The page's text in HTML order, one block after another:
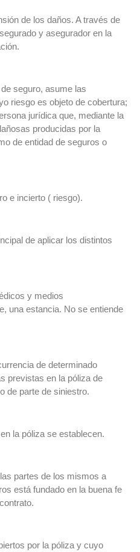
de los daños. A través de
y asegurador en la
seguro, asume las
riesgo es objeto de cobertura;
jurídica que, mediante la
producidas por la
de entidad de seguros o
e incierto ( riesgo).
de aplicar los distintos
y medios
una estancia. No se entiende
de determinado
previstas en la póliza de
de parte de siniestro.
la póliza se establecen.
partes de los mismos a
está fundado en la buena fe
por la póliza y cuyo